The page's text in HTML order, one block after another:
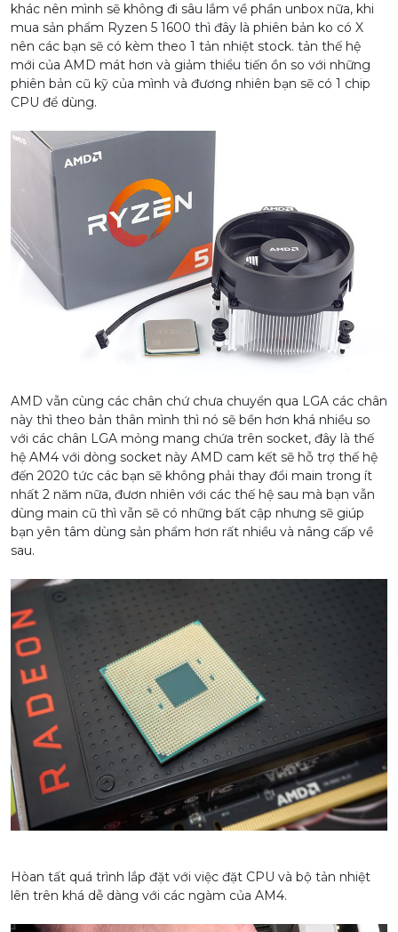
khác nên mình sẽ không đi sâu lắm về phần unbox nữa, khi
mua sản phẩm Ryzen 5 1600 thì đây là phiên bản ko có X
nên các bạn sẽ có kèm theo 1 tản nhiệt stock. tản thế hệ
mới của AMD mát hơn và giảm thiểu tiến ồn so với những
phiên bản cũ kỹ của mình và đương nhiên bạn sẽ có 1 chip
CPU để dùng.
AMD vẫn cùng các chân chứ chưa chuyển qua LGA các chân
này thì theo bản thân mình thì nó sẽ bền hơn khá nhiều so
với các chân LGA mỏng mang chứa trên socket, đây là thế
hệ AM4 với dòng socket này AMD cam kết sẽ hỗ trợ thế hệ
đến 2020 tức các bạn sẽ không phải thay đổi main trong ít
nhất 2 năm nữa, đươn nhiên với các thế hệ sau mà bạn vẫn
dùng main cũ thì vẫn sẽ có những bất cập nhưng sẽ giúp
bạn yên tâm dùng sản phẩm hơn rất nhiều và nâng cấp về
sau.
Hòan tất quá trình lắp đặt với việc đặt CPU và bộ tản nhiệt
lên trên khá dễ dàng với các ngàm của AM4.